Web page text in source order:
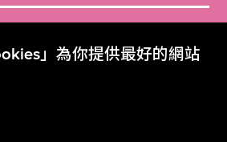
」為你提供最好的網站